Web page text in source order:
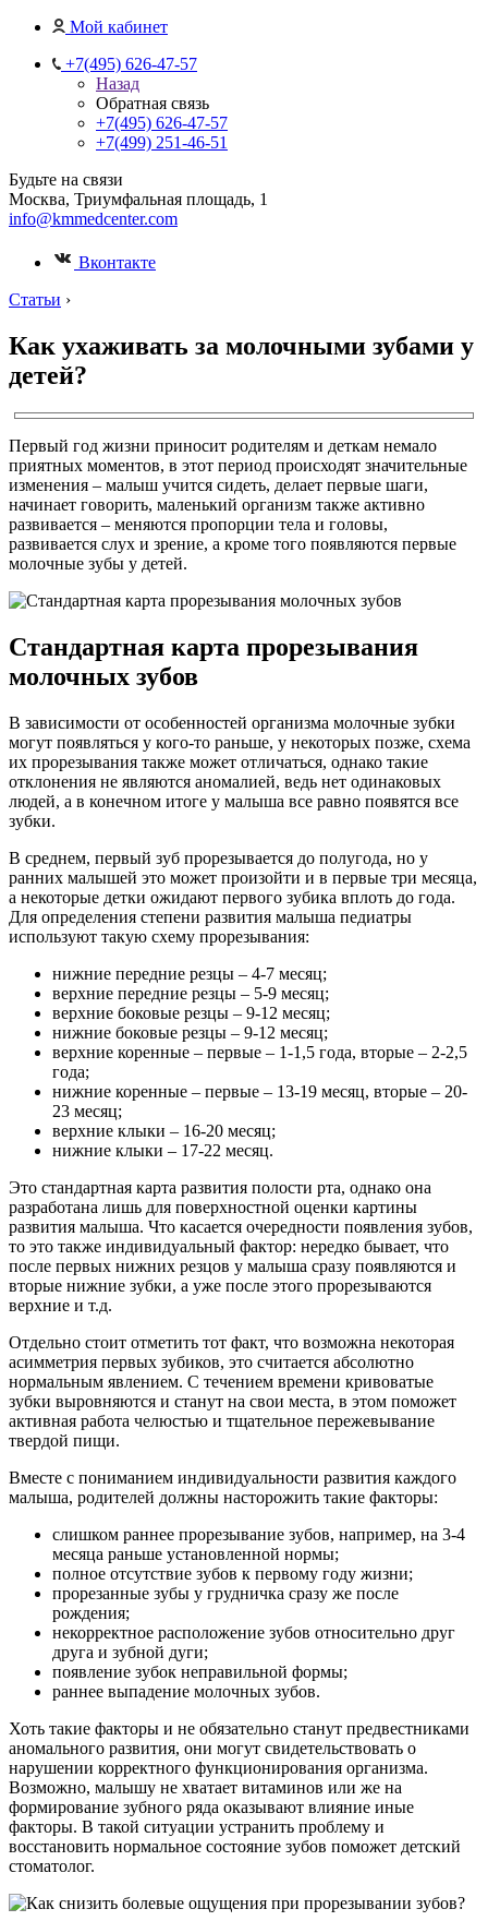
Мой кабинет
+7(495) 626-47-57
Назад
Обратная связь
+7(495) 626-47-57
+7(499) 251-46-51
Будьте на связи
Москва, Триумфальная площадь, 1
info@kmmedcenter.com
Вконтакте
Статьи ›
Как ухаживать за молочными зубами у
детей?
Первый год жизни приносит родителям и деткам немало
приятных моментов, в этот период происходят значительные
изменения – малыш учится сидеть, делает первые шаги,
начинает говорить, маленький организм также активно
развивается – меняются пропорции тела и головы,
развивается слух и зрение, а кроме того появляются первые
молочные зубы у детей.
Стандартная карта прорезывания
молочных зубов
В зависимости от особенностей организма молочные зубки
могут появляться у кого-то раньше, у некоторых позже, схема
их прорезывания также может отличаться, однако такие
отклонения не являются аномалией, ведь нет одинаковых
людей, а в конечном итоге у малыша все равно появятся все
зубки.
В среднем, первый зуб прорезывается до полугода, но у
ранних малышей это может произойти и в первые три месяца,
а некоторые детки ожидают первого зубика вплоть до года.
Для определения степени развития малыша педиатры
используют такую схему прорезывания:
нижние передние резцы – 4-7 месяц;
верхние передние резцы – 5-9 месяц;
верхние боковые резцы – 9-12 месяц;
нижние боковые резцы – 9-12 месяц;
верхние коренные – первые – 1-1,5 года, вторые – 2-2,5
года;
нижние коренные – первые – 13-19 месяц, вторые – 20-
23 месяц;
верхние клыки – 16-20 месяц;
нижние клыки – 17-22 месяц.
Это стандартная карта развития полости рта, однако она
разработана лишь для поверхностной оценки картины
развития малыша. Что касается очередности появления зубов,
то это также индивидуальный фактор: нередко бывает, что
после первых нижних резцов у малыша сразу появляются и
вторые нижние зубки, а уже после этого прорезываются
верхние и т.д.
Отдельно стоит отметить тот факт, что возможна некоторая
асимметрия первых зубиков, это считается абсолютно
нормальным явлением. С течением времени кривоватые
зубки выровняются и станут на свои места, в этом поможет
активная работа челюстью и тщательное пережевывание
твердой пищи.
Вместе с пониманием индивидуальности развития каждого
малыша, родителей должны насторожить такие факторы:
слишком раннее прорезывание зубов, например, на 3-4
месяца раньше установленной нормы;
полное отсутствие зубов к первому году жизни;
прорезанные зубы у грудничка сразу же после
рождения;
некорректное расположение зубов относительно друг
друга и зубной дуги;
появление зубок неправильной формы;
раннее выпадение молочных зубов.
Хоть такие факторы и не обязательно станут предвестниками
аномального развития, они могут свидетельствовать о
нарушении корректного функционирования организма.
Возможно, малышу не хватает витаминов или же на
формирование зубного ряда оказывают влияние иные
факторы. В такой ситуации устранить проблему и
восстановить нормальное состояние зубов поможет детский
стоматолог.